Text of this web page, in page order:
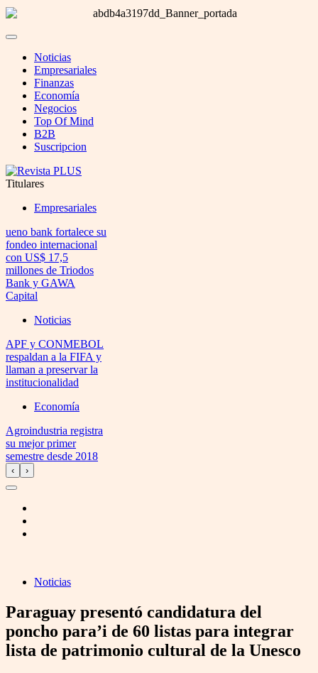
Noticias
Empresariales
Finanzas
Economía
Negocios
Top Of Mind
B2B
Suscripcion
Titulares
Empresariales
ueno bank fortalece su
fondeo internacional
con US$ 17,5
millones de Triodos
Bank y GAWA
Capital
Noticias
APF y CONMEBOL
respaldan a la FIFA y
llaman a preservar la
institucionalidad
Economía
Agroindustria registra
su mejor primer
semestre desde 2018
‹ ›
Noticias
Paraguay presentó candidatura del
poncho para’i de 60 listas para integrar
lista de patrimonio cultural de la Unesco